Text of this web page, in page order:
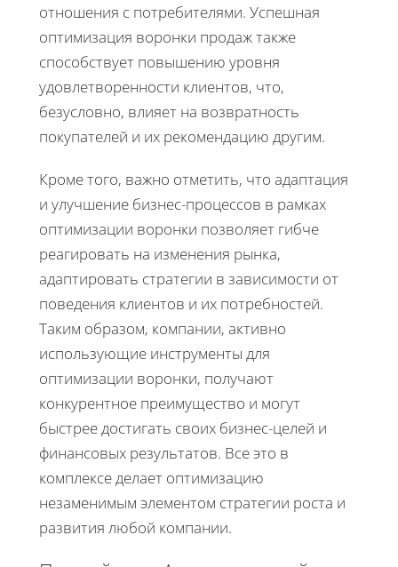
отношения с потребителями. Успешная
оптимизация воронки продаж также
способствует повышению уровня
удовлетворенности клиентов, что,
безусловно, влияет на возвратность
покупателей и их рекомендацию другим.
Кроме того, важно отметить, что адаптация
и улучшение бизнес-процессов в рамках
оптимизации воронки позволяет гибче
реагировать на изменения рынка,
адаптировать стратегии в зависимости от
поведения клиентов и их потребностей.
Таким образом, компании, активно
использующие инструменты для
оптимизации воронки, получают
конкурентное преимущество и могут
быстрее достигать своих бизнес-целей и
финансовых результатов. Все это в
комплексе делает оптимизацию
незаменимым элементом стратегии роста и
развития любой компании.